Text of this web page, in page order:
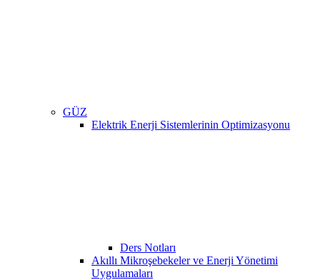
GÜZ
Elektrik Enerji Sistemlerinin Optimizasyonu
Ders Notları
Akıllı Mikroşebekeler ve Enerji Yönetimi
Uygulamaları